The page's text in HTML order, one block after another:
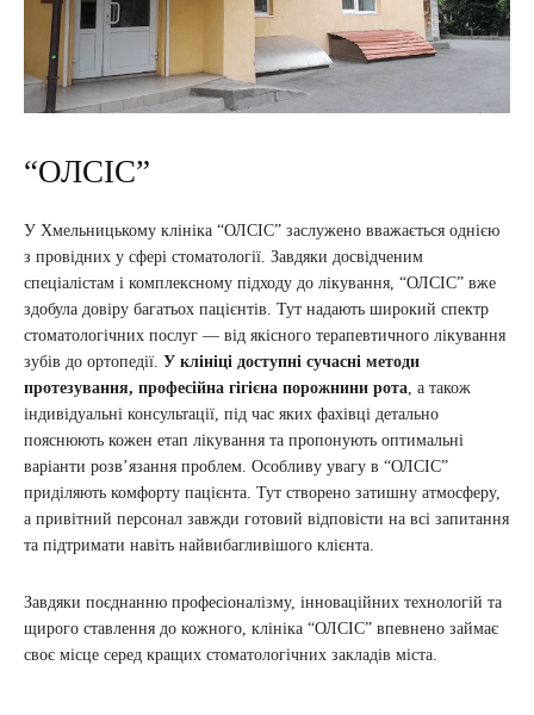
“ОЛСІС”
У Хмельницькому клініка “ОЛСІС” заслужено вважається однією
з провідних у сфері стоматології. Завдяки досвідченим
спеціалістам і комплексному підходу до лікування, “ОЛСІС” вже
здобула довіру багатьох пацієнтів. Тут надають широкий спектр
стоматологічних послуг — від якісного терапевтичного лікування
зубів до ортопедії. У клініці доступні сучасні методи
протезування, професійна гігієна порожнини рота , а також
індивідуальні консультації, під час яких фахівці детально
пояснюють кожен етап лікування та пропонують оптимальні
варіанти розвʼязання проблем. Особливу увагу в “ОЛСІС”
приділяють комфорту пацієнта. Тут створено затишну атмосферу,
а привітний персонал завжди готовий відповісти на всі запитання
та підтримати навіть найвибагливішого клієнта.
Завдяки поєднанню професіоналізму, інноваційних технологій та
щирого ставлення до кожного, клініка “ОЛСІС” впевнено займає
своє місце серед кращих стоматологічних закладів міста.